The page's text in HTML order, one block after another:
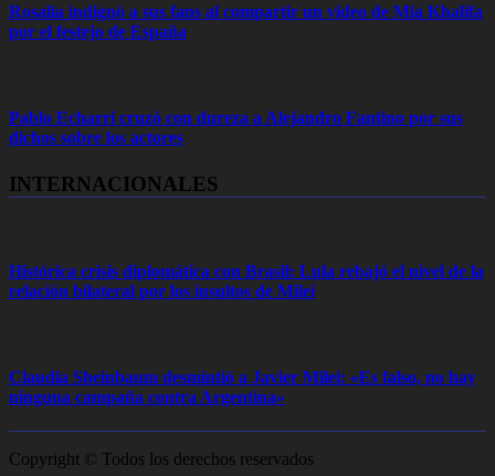
Rosalía indignó a sus fans al compartir un video de Mia Khalifa
por el festejo de España
Pablo Echarri cruzó con dureza a Alejandro Fantino por sus
dichos sobre los actores
INTERNACIONALES
Histórica crisis diplomática con Brasil: Lula rebajó el nivel de la
relación bilateral por los insultos de Milei
Claudia Sheinbaum desmintió a Javier Milei: «Es falso, no hay
ninguna campaña contra Argentina»
Copyright © Todos los derechos reservados